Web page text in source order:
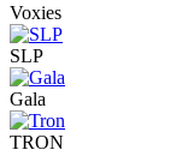
Voxies
SLP
Gala
TRON